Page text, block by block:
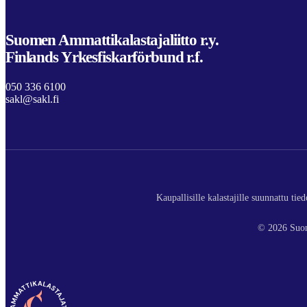
Suomen Ammattikalastajaliitto r.y.
Finlands Yrkesfiskarförbund r.f.
050 336 6100
sakl@sakl.fi
Kaupallisille kalastajille suunnattu
© 2026